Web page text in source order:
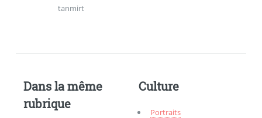
tanmirt
Dans la même
rubrique
Culture
Portraits